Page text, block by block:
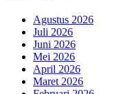
Agustus 2026
Juli 2026
Juni 2026
Mei 2026
April 2026
Maret 2026